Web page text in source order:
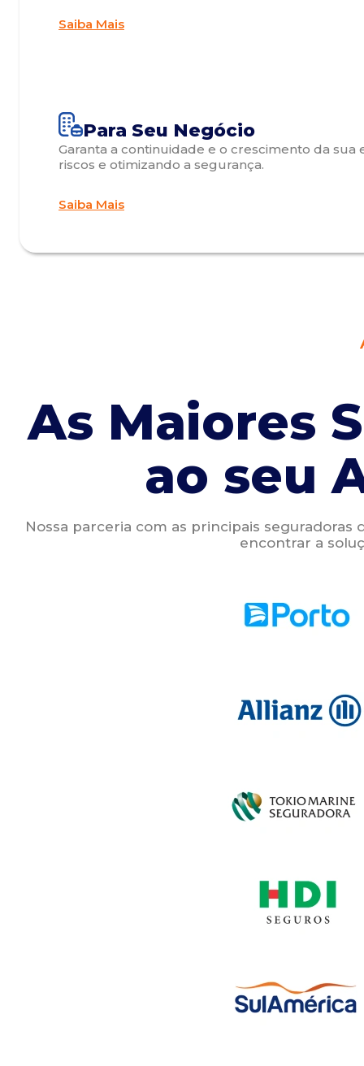
Saiba Mais
Para Seu Negócio
Garanta a continuidade e o crescimento da
riscos e otimizando a segurança.
Saiba Mais
As Maiores
ao seu
Nossa parceria com as principais
encontrar a